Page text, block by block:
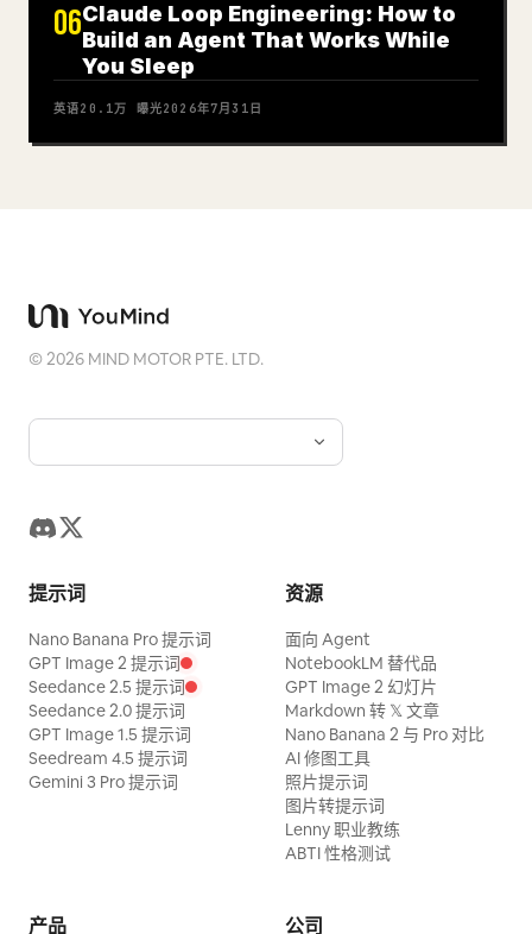
06Claude Loop Engineering: How to
Build an Agent That Works While
You Sleep
英语20.1万 曝光2026年7月31日
©2026 MIND MOTOR PTE. LTD.
提示词
Nano Banana Pro 提示词
GPT Image 2 提示词
Seedance 2.5 提示词
Seedance 2.0 提示词
GPT Image 1.5 提示词
Seedream 4.5 提示词
Gemini 3 Pro 提示词
资源
面向 Agent
NotebookLM 替代品
GPT Image 2 幻灯片
Markdown 转 𝕏 文章
Nano Banana 2 与 Pro 对比
AI 修图工具
照片提示词
图片转提示词
Lenny 职业教练
ABTI 性格测试
产品 公司